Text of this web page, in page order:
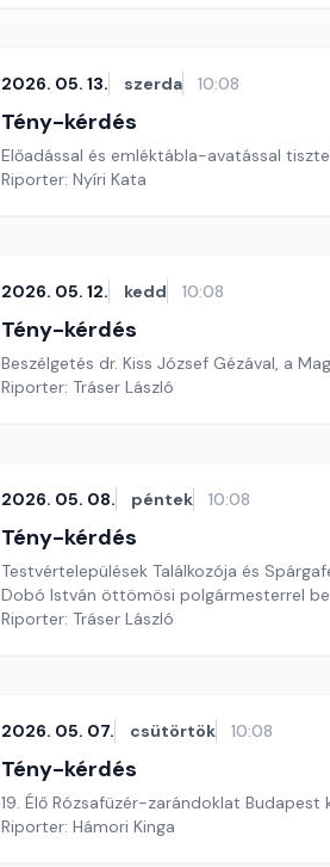
2026. 05. 13. szerda 10:08
Tény-kérdés
Előadással és emléktábla-avatással
Riporter: Nyíri Kata
2026. 05. 12. kedd 10:08
Tény-kérdés
Beszélgetés dr. Kiss József Gézával, a
Riporter: Tráser László
2026. 05. 08. péntek 10:08
Tény-kérdés
Testvértelepülések Találkozója és
Dobó István öttömösi polgármesterrel
Riporter: Tráser László
2026. 05. 07. csütörtök 10:08
Tény-kérdés
19. Élő Rózsafüzér-zarándoklat Budapest
Riporter: Hámori Kinga